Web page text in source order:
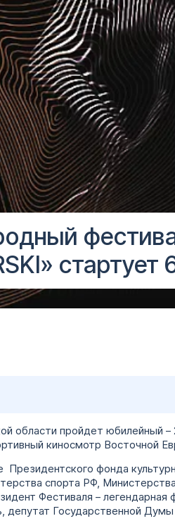
стартует
области пройдет юбилейный
киносмотр Восточной
фонда
спорта РФ,
Фестиваля – легендарная
депутат Государственной